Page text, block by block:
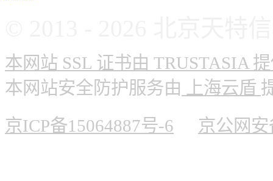
本网站 SSL 证书由 TRUSTASIA
本网站安全防护服务由 上海云盾
京ICP备15064887号-6
京公网安